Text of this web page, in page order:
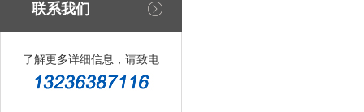
联系我们
了解更多详细信息，请致电